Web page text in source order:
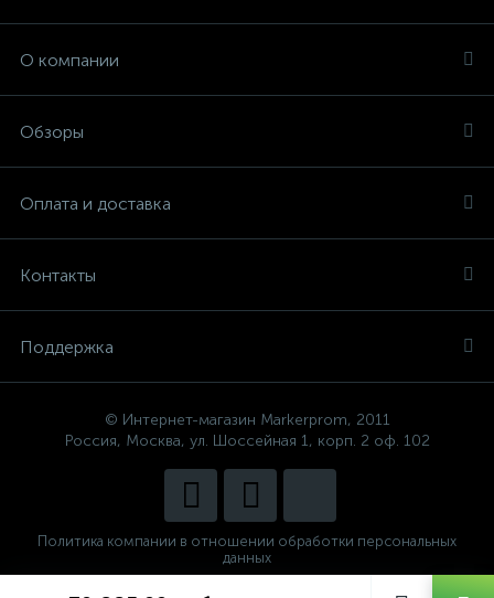
О компании
Обзоры
Оплата и доставка
Контакты
Поддержка
© Интернет-магазин Markerprom, 2011
Россия, Москва, ул. Шоссейная 1, корп. 2 оф. 102
Политика компании в отношении обработки персональных
данных